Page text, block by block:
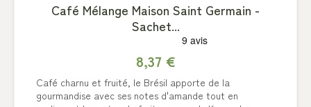
Café Mélange Maison Saint Germain -
Sachet...
8,37 €
Café charnu et fruité, le Brésil apporte de la
gourmandise avec ses notes d'amande tout en